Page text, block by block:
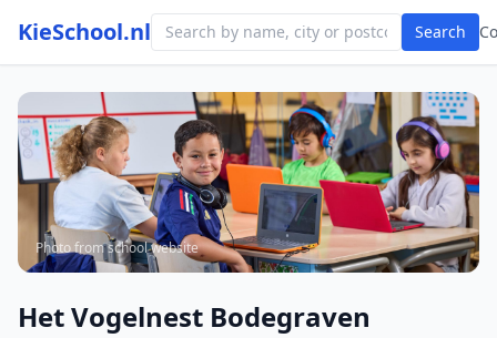
KieSchool.nl Search
Photo from school website
Het Vogelnest Bodegraven